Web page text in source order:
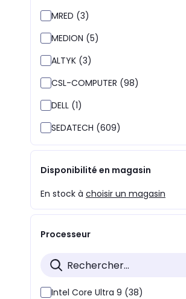
MRED (3)
MEDION (5)
ALTYK (3)
CSL-COMPUTER (98)
DELL (1)
SEDATECH (609)
Disponibilité en magasin
En stock à choisir un magasin
Processeur
Intel Core Ultra 9 (38)